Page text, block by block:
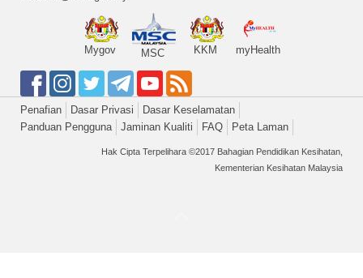
Mygov MSC KKM myHealth
Penafian Dasar Privasi
Dasar Keselamatan
Panduan Pengguna
Jaminan Kualiti FAQ Peta Laman
Hak Cipta Terpelihara ©2017 Bahagian Pendidikan Kesihatan,
Kementerian Kesihatan Malaysia